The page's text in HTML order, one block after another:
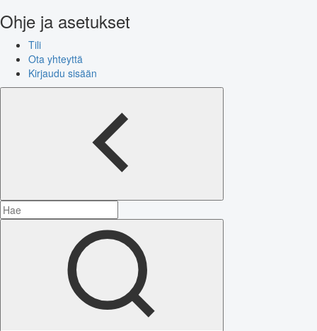
Ohje ja asetukset
Tili
Ota yhteyttä
Kirjaudu sisään